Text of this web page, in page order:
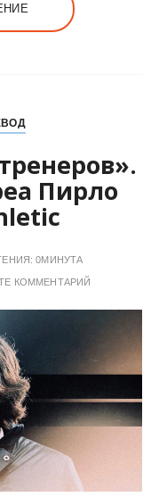
Пирло
0МИНУТА
КОММЕНТАРИЙ